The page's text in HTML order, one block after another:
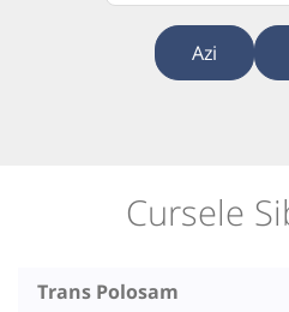
Azi
Cursele
Trans Polosam